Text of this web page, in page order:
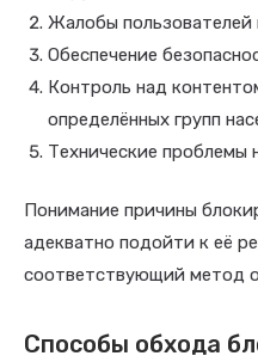
Жалобы пользователей
Обеспечение
Контроль над
определённых групп
Технические проблемы
Понимание причины
адекватно подойти к её
соответствующий метод
Способы обхода